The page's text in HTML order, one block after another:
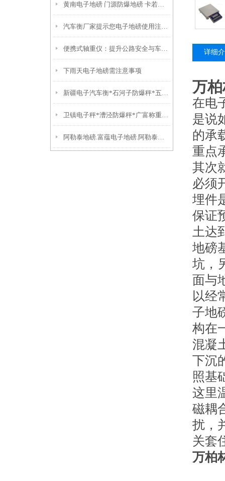
黄南电子地磅 门源防爆地磅 卡若本安型隔爆电子称
汽车衡厂家提示您电子地磅使用注意事项
便携式轴重仪：提升公路安全与车辆管理的智能工具
下雨天电子地磅需注意事项
新疆电子汽车衡*石河子防爆秤*五家渠防爆秤*北屯便携式汽车衡
卫镇电子秤*漕泾防爆秤*广富称重模块*九里亭地磅
阿勒泰地磅.富蕴电子地磅.阿勒泰隔爆磅秤.精河汽车磅价格因素
详细
万
在电
是说
的承
重点
其次
必须
埋件
保证
土达
地磅
坑，
面与
以经
子地
构在
混凝
下沉
照基
这里
磁耦
扰，
关套
万柏